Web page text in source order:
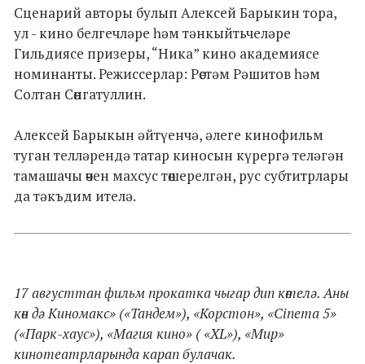
Сценарий авторы булып Алексей Барыкин тора,
ул - кино белгечләре һәм тәнкыйтьчеләре
Гильдиясе призеры, “Ника” кино академиясе
номинанты. Режиссерлар: Рөстәм Рәшитов һәм
Солтан Сөнгатуллин.
Алексей Барыкын әйтүенчә, әлеге кинофильм
туган телләрендә татар киносын күрергә теләгән
тамашачы өчен махсус төшерелгән, рус субтитрлары
да тәкъдим ителә.
17 августтан фильм прокатка чыгар дип көтелә. Аны
көн дә Киномакс» («Тандем»), «Корстон», «Cinema 5»
(«Парк-хаус»), «Магия кино» ( «XL»), «Мир»
кинотеатрларында карап булачак.